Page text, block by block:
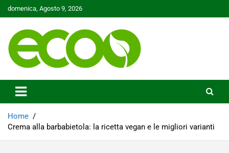
Skip
to
domenica, Agosto 9, 2026
Ecoo.it
Home
Crema alla barbabietola: la ricetta vegan e le migliori varianti